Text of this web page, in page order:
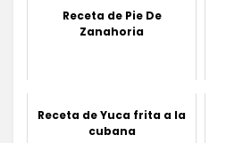
Receta de Pie De
Zanahoria
Receta de Yuca frita a la
cubana